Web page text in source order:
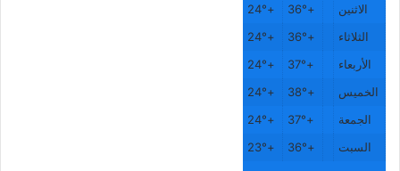
الاثنين
+
36°
+
24°
الثلاثاء
+
36°
+
24°
الأربعاء
+
37°
+
24°
الخميس
+
38°
+
24°
الجمعة
+
37°
+
24°
السبت
+
36°
+
23°